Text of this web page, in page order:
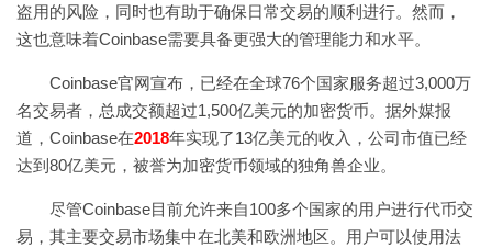
盗用的风险，同时也有助于确保日常交易的顺利进行。然而，
这也意味着Coinbase需要具备更强大的管理能力和水平。
Coinbase官网宣布，已经在全球76个国家服务超过3,000万
名交易者，总成交额超过1,500亿美元的加密货币。据外媒报
道，Coinbase在2018年实现了13亿美元的收入，公司市值已经
达到80亿美元，被誉为加密货币领域的独角兽企业。
尽管Coinbase目前允许来自100多个国家的用户进行代币交
易，其主要交易市场集中在北美和欧洲地区。用户可以使用法